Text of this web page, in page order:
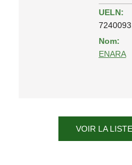
UELN:
Nom:
ENARA
VOIR LA